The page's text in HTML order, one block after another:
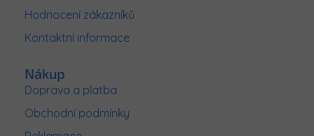
Hodnocení zákazníků
Kontaktní informace
Nákup
Doprava a platba
Obchodní podmínky